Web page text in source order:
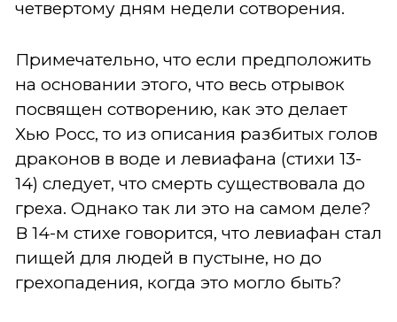
четвертому дням недели сотворения.
Примечательно, что если предположить
на основании этого, что весь отрывок
посвящен сотворению, как это делает
Хью Росс, то из описания разбитых голов
драконов в воде и левиафана (стихи 13-
14) следует, что смерть существовала до
греха. Однако так ли это на самом деле?
В 14-м стихе говорится, что левиафан стал
пищей для людей в пустыне, но до
грехопадения, когда это могло быть?